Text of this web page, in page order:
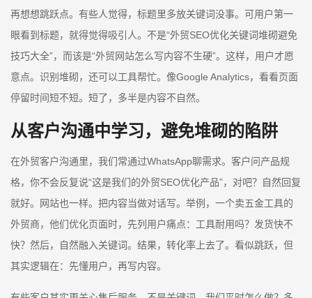
再想想跳跃点。有些人觉得，标题里多放关键词没事。可用户第一
眼看到标题，就得觉得吸引人。不是“外贸SEO优化关键词堆砌避免
技巧大全”，而该是“外贸网站怎么写内容不生硬”。这样，用户才愿
意点。识别堆砌，还可以工具帮忙。像Google Analytics，看看页面
停留时间短不短。短了，多半是内容不自然。
从客户沟通中学习，避免堆砌的陷阱
在外贸客户沟通里，我们常通过WhatsApp聊需求。客户问产品规
格，你不会反复说“这是我们的外贸SEO优化产品”，对吧？自然回复
就好。网站也一样。把内容当做对话写。举例，一个卖五金工具的
外贸商，他们优化页面时，先列用户痛点：工具耐用吗？发货快不
快？然后，自然融入关键词。结果，转化率上去了。看似跳跃，但
其实逻辑在：先懂用户，再写内容。